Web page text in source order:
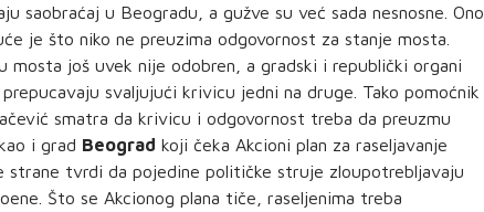
saobraćaj u Beogradu, a gužve su već sada nesnosne. Ono
je što niko ne preuzima odgovornost za stanje mosta.
mosta još uvek nije odobren, a gradski i republički organi
svaljujući krivicu jedni na druge. Tako pomoćnik
smatra da krivicu i odgovornost treba da preuzmu
i grad Beograd koji čeka Akcioni plan za raseljavanje
strane tvrdi da pojedine političke struje zloupotrebljavaju
Što se Akcionog plana tiče, raseljenima treba